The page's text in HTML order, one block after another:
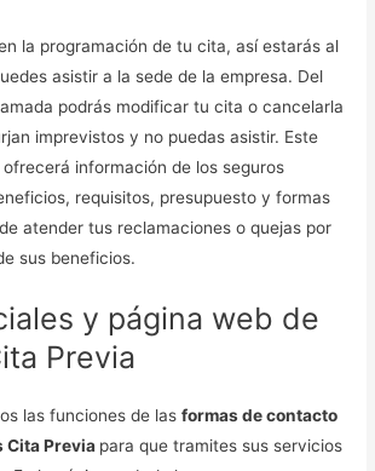
la programación de tu cita, así estarás al
asistir a la sede de la empresa. Del
podrás modificar tu cita o cancelarla
imprevistos y no puedas asistir. Este
información de los seguros
requisitos, presupuesto y formas
atender tus reclamaciones o quejas por
sus beneficios.
y página web de
Previa
las funciones de lasformas de contacto
Cita Previa para que tramites sus servicios